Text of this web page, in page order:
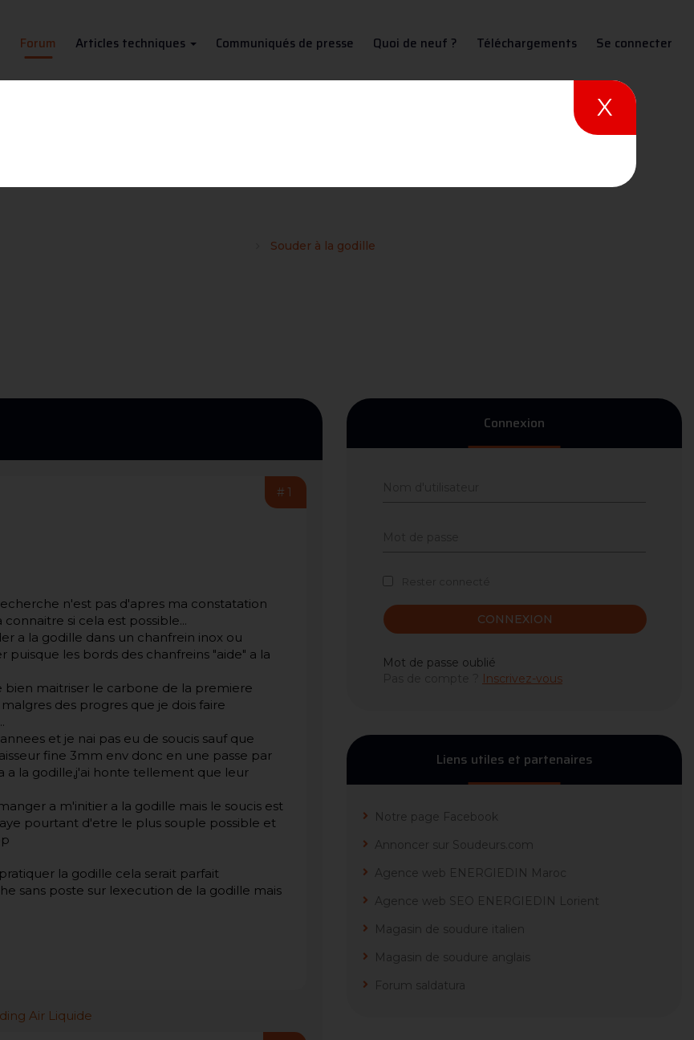
Forum Articles techniques Communiqués de presse Quoi de neuf ? Téléchargements Se connecter
Souder à la godille
#1
n'est pas d'apres ma constatation
si cela est possible...
a la godille dans un chanfrein inox ou
les bords des chanfreins "aide" a la
maitriser le carbone de la premiere
des progres que je dois faire
et je nai pas eu de soucis sauf que
fine 3mm env donc en une passe par
a la godille,j'ai honte tellement que leur
a m'initier a la godille mais le soucis est
pourtant d'etre le plus souple possible et
la godille cela serait parfait
sans poste sur lexecution de la godille mais
Connexion
CONNEXION
Mot de passe oublié
Inscrivez-vous
Liens utiles et partenaires
Notre page Facebook
Annoncer sur Soudeurs.com
Agence web ENERGIEDIN Maroc
Agence web SEO ENERGIEDIN Lorient
Magasin de soudure italien
Magasin de soudure anglais
Forum saldatura
X